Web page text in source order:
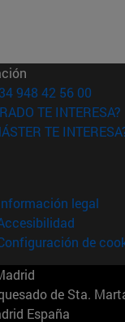
948 42 56 00
TE INTERESA?
TE
legal
de
de Sta.
España